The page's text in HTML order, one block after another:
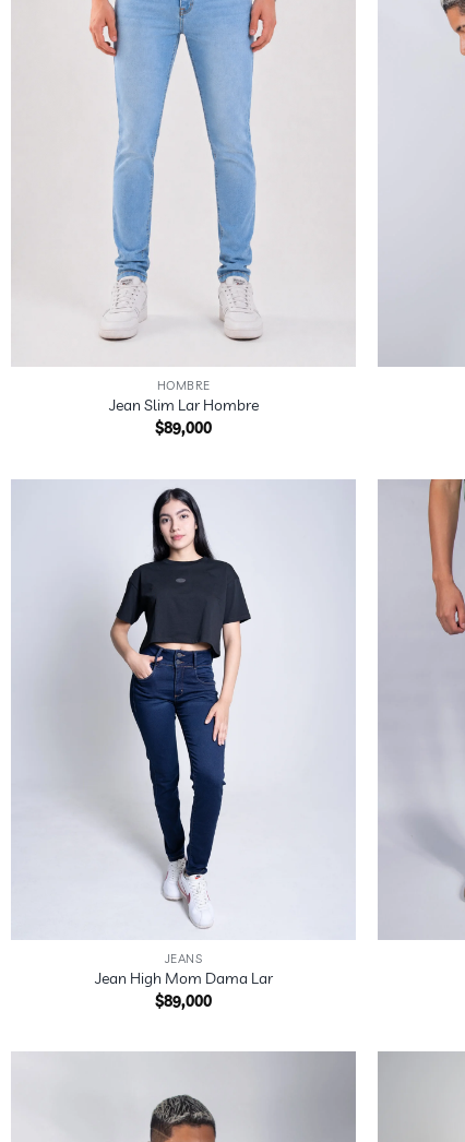
HOMBRE
Jean Slim Lar Hombre
$89,000
JEANS
Jean High Mom Dama Lar
$89,000